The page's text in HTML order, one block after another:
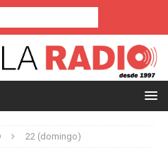
22 (domingo)